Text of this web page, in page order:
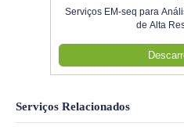
Serviços EM-seq para
de Alta
Serviços Relacionados